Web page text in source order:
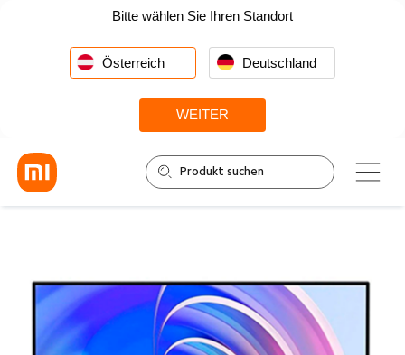
Bitte wählen Sie Ihren Standort
Österreich Deutschland
WEITER